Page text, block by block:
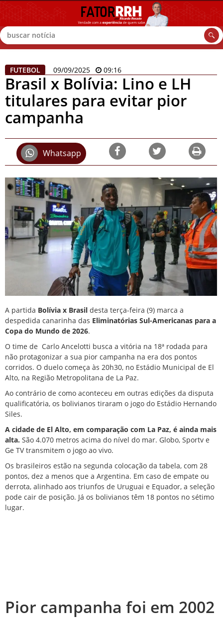
Buscar
FUTEBOL 09/09/2025 09:16
Brasil x Bolívia: Lino e LH
titulares para evitar pior
campanha
Whatsapp
A partida Bolívia x Brasil desta terça-feira (9) marca a
despedida canarinha das Eliminatórias Sul-Americanas para a
Copa do Mundo de 2026.
O time de Carlo Ancelotti busca a vitória na 18ª rodada para
não protagonizar a sua pior campanha na era dos pontos
corridos. O duelo começa às 20h30, no Estádio Municipal de El
Alto, na Região Metropolitana de La Paz.
Ao contrário de como aconteceu em outras edições da disputa
qualificatória, os bolivianos tiraram o jogo do Estádio Hernando
Siles.
A cidade de El Alto, em comparação com La Paz, é ainda mais
alta. São 4.070 metros acima do nível do mar. Globo, Sportv e
Ge TV transmitem o jogo ao vivo.
Os brasileiros estão na segunda colocação da tabela, com 28
pontos, dez a menos que a Argentina. Em caso de empate ou
derrota, alinhado aos triunfos de Uruguai e Equador, a seleção
pode cair de posição. Já os bolivianos têm 18 pontos no sétimo
lugar.
Pior campanha foi em 2002